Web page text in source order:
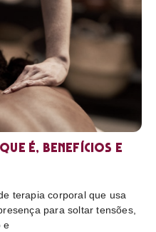
é, benefícios e
terapia corporal que usa
para soltar tensões,
e